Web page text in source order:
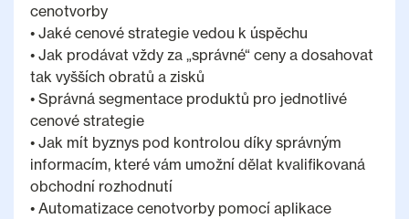
cenotvorby
• Jaké cenové strategie vedou k úspěchu
• Jak prodávat vždy za „správné“ ceny a dosahovat
tak vyšších obratů a zisků
• Správná segmentace produktů pro jednotlivé
cenové strategie
• Jak mít byznys pod kontrolou díky správným
informacím, které vám umožní dělat kvalifikovaná
obchodní rozhodnutí
• Automatizace cenotvorby pomocí aplikace